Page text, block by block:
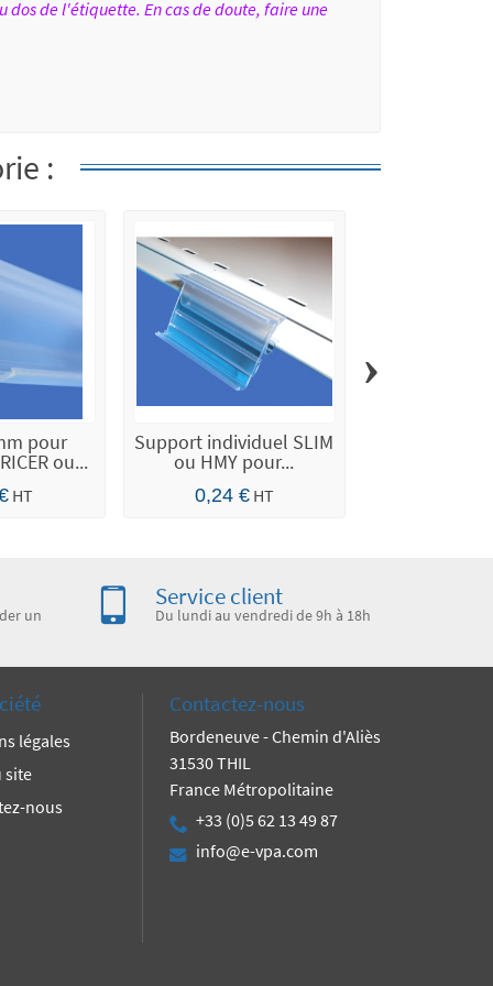
u dos de l'étiquette. En cas de doute, faire une
:
pour
ou...
HT
Support individuel SLIM
ou HMY pour...
0,24 €HT
›
un
Service client
Du lundi au vendredi de 9h à 18h
légales
site
nous
Contactez-nous
Bordeneuve - Chemin d'Aliès
31530 THIL
France Métropolitaine
+33 (0)5 62 13 49 87
info@e-vpa.com